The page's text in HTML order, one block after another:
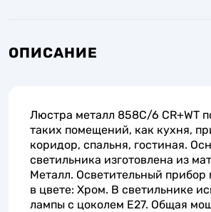
ОПИСАНИЕ
Люстра металл 858C/6 CR+WT
таких помещений, как кухня,
коридор, спальня, гостиная.
светильника изготовлена из
Металл. Осветительный прибор
в цвете: Хром. В светильнике
лампы с цоколем E27. Общая